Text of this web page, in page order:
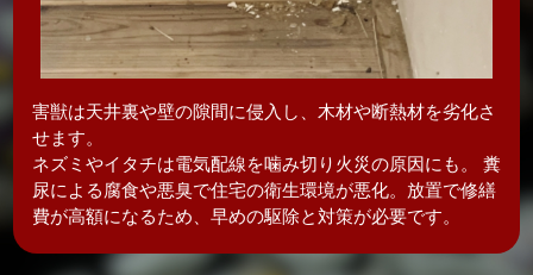
害獣は天井裏や壁の隙間に侵入し、木材や断熱材を劣化さ
せます。
ネズミやイタチは電気配線を噛み切り火災の原因にも。 糞
尿による腐食や悪臭で住宅の衛生環境が悪化。放置で修繕
費が高額になるため、早めの駆除と対策が必要です。